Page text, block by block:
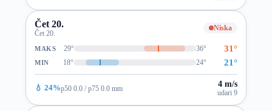
Čet 20.
Čet 20.
Niska
MAKS 29° 36° 31°
MIN 18° 24° 21°
💧 24%p50 0.0 / p75 0.0 mm 4 m/s
udari 9